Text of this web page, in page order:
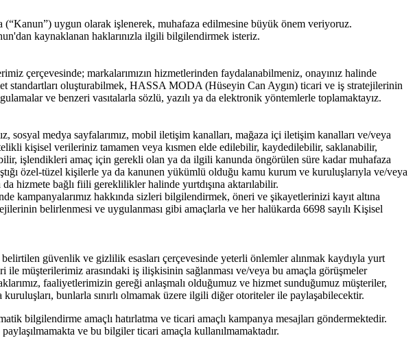
uygun olarak işlenerek, muhafaza edilmesine büyük önem veriyoruz.
kaynaklanan haklarınızla ilgili bilgilendirmek isteriz.
çerçevesinde; markalarımızın hizmetlerinden faydalanabilmeniz, onayınız halinde
standartları oluşturabilmek, HASSA MODA (Hüseyin Can Aygın) ticari ve iş stratejilerinin
ve benzeri vasıtalarla sözlü, yazılı ya da elektronik yöntemlerle toplamaktayız.
medya sayfalarımız, mobil iletişim kanalları, mağaza içi iletişim kanalları ve/veya
kişisel verileriniz tamamen veya kısmen elde edilebilir, kaydedilebilir, saklanabilir,
işlendikleri amaç için gerekli olan ya da ilgili kanunda öngörülen süre kadar muhafaza
özel-tüzel kişilerle ya da kanunen yükümlü olduğu kamu kurum ve kuruluşlarıyla ve/veya
hizmete bağlı fiili gereklilikler halinde yurtdışına aktarılabilir.
kampanyalarımız hakkında sizleri bilgilendirmek, öneri ve şikayetlerinizi kayıt altına
belirlenmesi ve uygulanması gibi amaçlarla ve her halükarda 6698 sayılı Kişisel
güvenlik ve gizlilik esasları çerçevesinde yeterli önlemler alınmak kaydıyla yurt
müşterilerimiz arasındaki iş ilişkisinin sağlanması ve/veya bu amaçla görüşmeler
faaliyetlerimizin gereği anlaşmalı olduğumuz ve hizmet sunduğumuz müşteriler,
bunlarla sınırlı olmamak üzere ilgili diğer otoriteler ile paylaşabilecektir.
bilgilendirme amaçlı hatırlatma ve ticari amaçlı kampanya mesajları göndermektedir.
ve bu bilgiler ticari amaçla kullanılmamaktadır.